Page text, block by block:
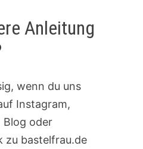
Anleitung
wenn du uns
Instagram,
Blog oder
zu bastelfrau.de